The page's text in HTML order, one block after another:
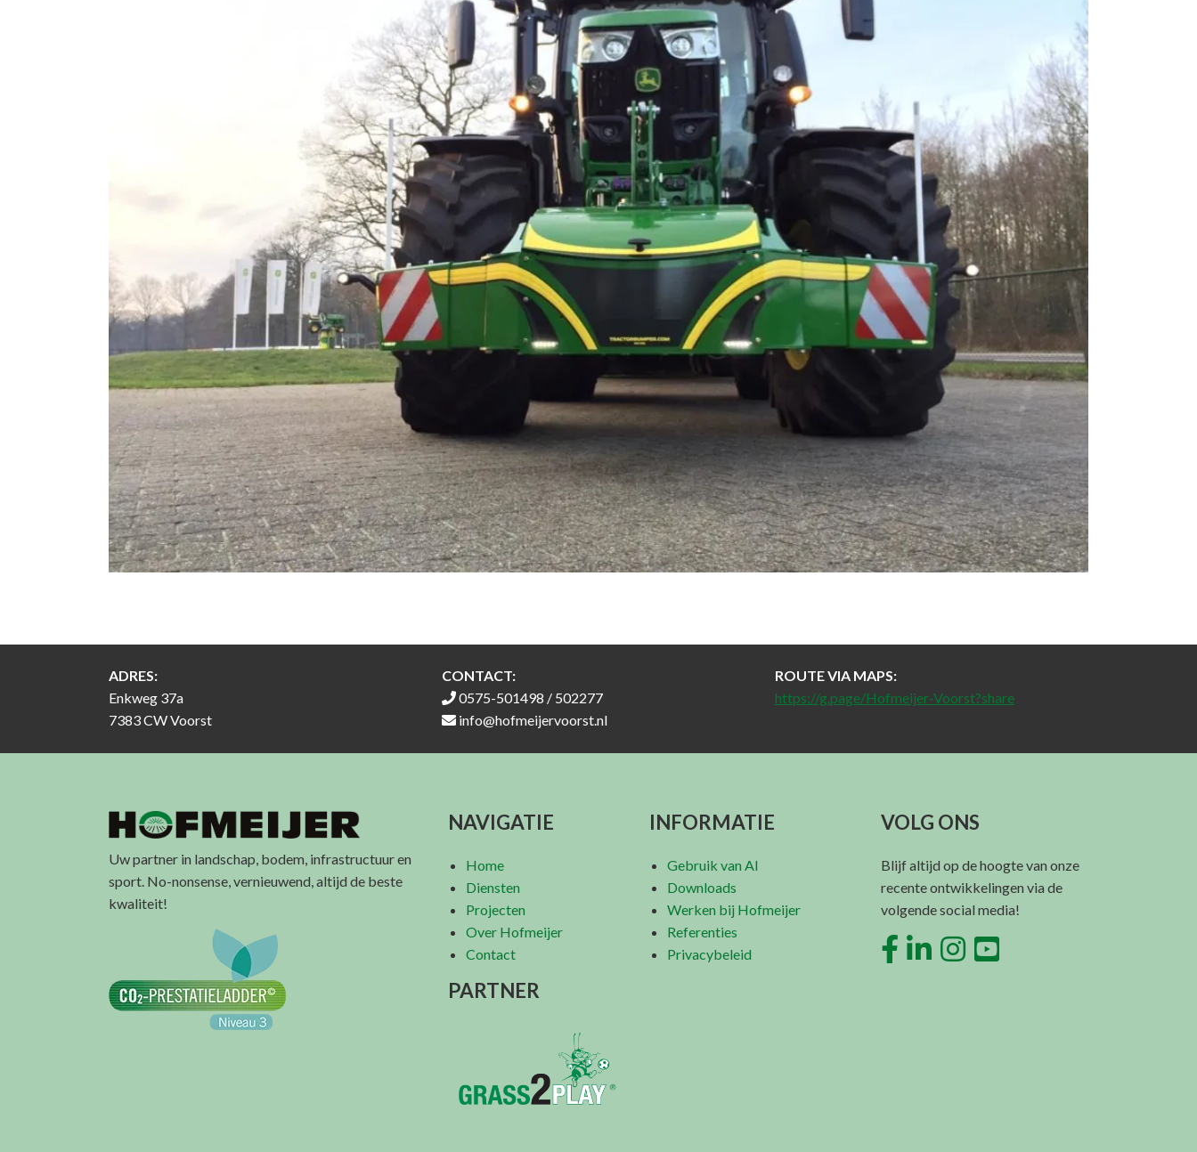
ADRES:
Enkweg 37a
7383 CW Voorst
CONTACT:
0575-501498 / 502277
info@hofmeijervoorst.nl
ROUTE VIA MAPS:
https://g.page/Hofmeijer-Voorst?share
Uw partner in landschap, bodem, infrastructuur en
sport. No-nonsense, vernieuwend, altijd de beste
kwaliteit!
NAVIGATIE
Home
Diensten
Projecten
Over Hofmeijer
Contact
PARTNER
INFORMATIE
Gebruik van AI
Downloads
Werken bij Hofmeijer
Referenties
Privacybeleid
VOLG ONS
Blijf altijd op de hoogte van onze
recente ontwikkelingen via de
volgende social media!